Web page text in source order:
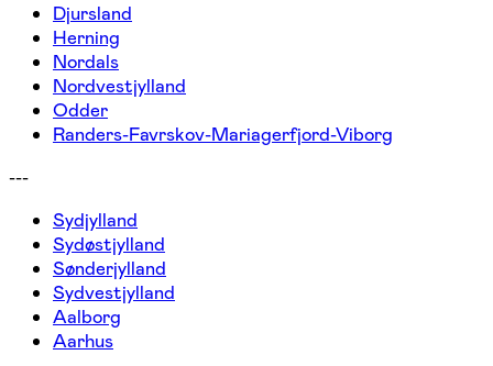
Djursland
Herning
Nordals
Nordvestjylland
Odder
Randers-Favrskov-Mariagerfjord-Viborg
---
Sydjylland
Sydøstjylland
Sønderjylland
Sydvestjylland
Aalborg
Aarhus